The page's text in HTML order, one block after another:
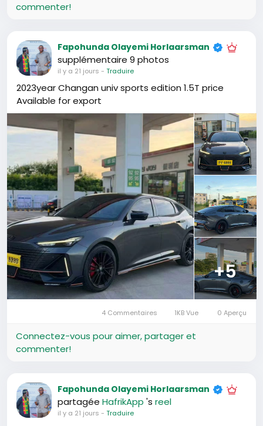
commenter!
Fapohunda Olayemi Horlaarsman
supplémentaire 9 photos
il y a 21 jours - Traduire
2023year Changan univ sports edition 1.5T price
Available for export
+5
4 Commentaires 1KB Vue 0 Aperçu
Connectez-vous pour aimer, partager et
commenter!
Fapohunda Olayemi Horlaarsman
partagée HafrikApp 's reel
il y a 21 jours - Traduire